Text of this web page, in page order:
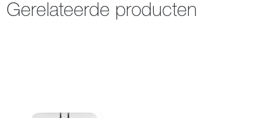
Gerelateerde producten